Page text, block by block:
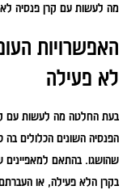
מה לעשות עם קרן פנסיה
האפשרויות
לא פעילה
בעת החלטה מה לעשות עם
הפנסיה השונים הכלולים בה
שהושגו. בהתאם למאפיינים
בקרן הלא פעילה, או